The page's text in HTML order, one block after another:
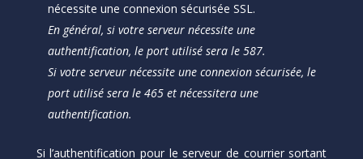
nécessite une connexion sécurisée SSL.
En général, si votre serveur nécessite une
authentification, le port utilisé sera le 587.
Si votre serveur nécessite une connexion sécurisée, le
port utilisé sera le 465 et nécessitera une
authentification.
Si l’authentification pour le serveur de courrier sortant